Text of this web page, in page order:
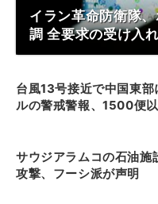
イラン革命防衛隊
調 全要求の受け入
台風13号接近で中国東部
ルの警戒警報、1500便
サウジアラムコの石油施
攻撃、フーシ派が声明